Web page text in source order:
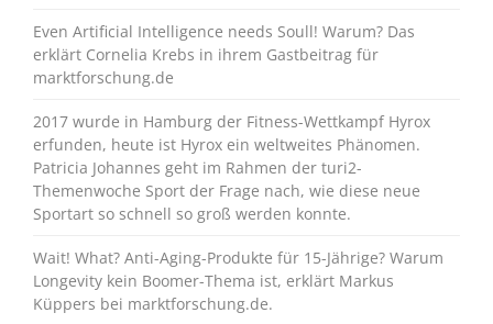
Even Artificial Intelligence needs Soull! Warum? Das
erklärt Cornelia Krebs in ihrem Gastbeitrag für
marktforschung.de
2017 wurde in Hamburg der Fitness-Wettkampf Hyrox
erfunden, heute ist Hyrox ein weltweites Phänomen.
Patricia Johannes geht im Rahmen der turi2-
Themenwoche Sport der Frage nach, wie diese neue
Sportart so schnell so groß werden konnte.
Wait! What? Anti-Aging-Produkte für 15-Jährige? Warum
Longevity kein Boomer-Thema ist, erklärt Markus
Küppers bei marktforschung.de.